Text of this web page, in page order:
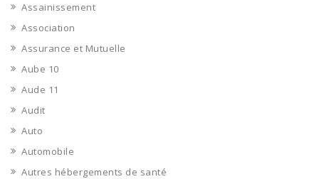
Assainissement
Association
Assurance et Mutuelle
Aube 10
Aude 11
Audit
Auto
Automobile
Autres hébergements de santé